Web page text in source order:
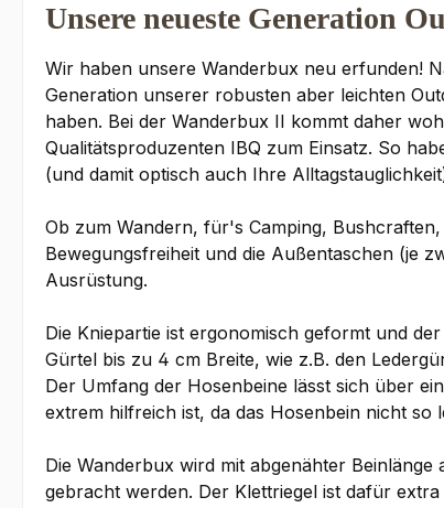
Unsere neueste Generation
Wir haben unsere Wanderbux neu erfunden!
Generation unserer robusten aber leichten
haben. Bei der Wanderbux II kommt daher
Qualitätsproduzenten IBQ zum Einsatz. So
(und damit optisch auch Ihre
Ob zum Wandern, für's Camping,
Bewegungsfreiheit und die Außentaschen (je
Ausrüstung.
Die Kniepartie ist ergonomisch geformt und
Gürtel bis zu 4 cm Breite, wie z.B. den
Der Umfang der Hosenbeine lässt sich über
extrem hilfreich ist, da das Hosenbein nicht so
Die Wanderbux wird mit abgenähter
gebracht werden. Der Klettriegel ist dafür